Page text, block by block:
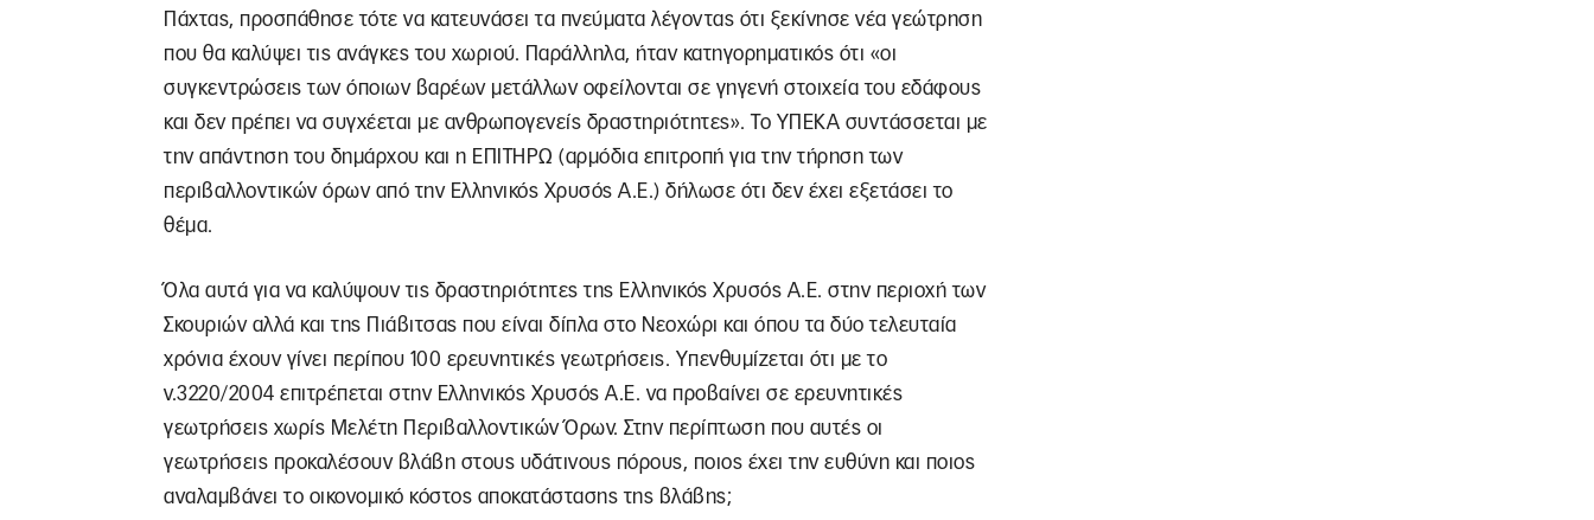
Πάχτας, προσπάθησε τότε να κατευνάσει τα πνεύματα λέγοντας ότι ξεκίνησε νέα γεώτρηση
που θα καλύψει τις ανάγκες του χωριού. Παράλληλα, ήταν κατηγορηματικός ότι «οι
συγκεντρώσεις των όποιων βαρέων μετάλλων οφείλονται σε γηγενή στοιχεία του εδάφους
και δεν πρέπει να συγχέεται με ανθρωπογενείς δραστηριότητες». Το ΥΠΕΚΑ συντάσσεται με
την απάντηση του δημάρχου και η ΕΠΙΤΗΡΩ (αρμόδια επιτροπή για την τήρηση των
περιβαλλοντικών όρων από την Ελληνικός Χρυσός Α.Ε.) δήλωσε ότι δεν έχει εξετάσει το
θέμα.
Όλα αυτά για να καλύψουν τις δραστηριότητες της Ελληνικός Χρυσός Α.Ε. στην περιοχή των
Σκουριών αλλά και της Πιάβιτσας που είναι δίπλα στο Νεοχώρι και όπου τα δύο τελευταία
χρόνια έχουν γίνει περίπου 100 ερευνητικές γεωτρήσεις. Υπενθυμίζεται ότι με το
ν.3220/2004 επιτρέπεται στην Ελληνικός Χρυσός Α.Ε. να προβαίνει σε ερευνητικές
γεωτρήσεις χωρίς Μελέτη Περιβαλλοντικών Όρων. Στην περίπτωση που αυτές οι
γεωτρήσεις προκαλέσουν βλάβη στους υδάτινους πόρους, ποιος έχει την ευθύνη και ποιος
αναλαμβάνει το οικονομικό κόστος αποκατάστασης της βλάβης;